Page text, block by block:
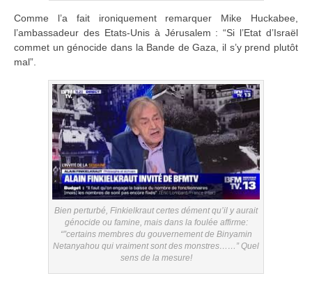
Comme l’a fait ironiquement remarquer Mike Huckabee,
l’ambassadeur des Etats-Unis à Jérusalem : “Si l’Etat d’Israël
commet un génocide dans la Bande de Gaza, il s’y prend plutôt
mal”.
Bien perturbé, Finkielkraut certes dément qu’il y aurait
génocide ou famine, mais dans la foulée affirme:
“”certains membres du gouvernement de Binyamin
Netanyahou qui vraiment sont des monstres……” Quel
sens de la mesure!